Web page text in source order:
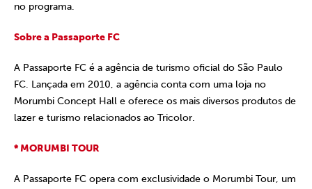
no programa.
Sobre a Passaporte FC
A Passaporte FC é a agência de turismo oficial do São Paulo
FC. Lançada em 2010, a agência conta com uma loja no
Morumbi Concept Hall e oferece os mais diversos produtos de
lazer e turismo relacionados ao Tricolor.
* MORUMBI TOUR
A Passaporte FC opera com exclusividade o Morumbi Tour, um